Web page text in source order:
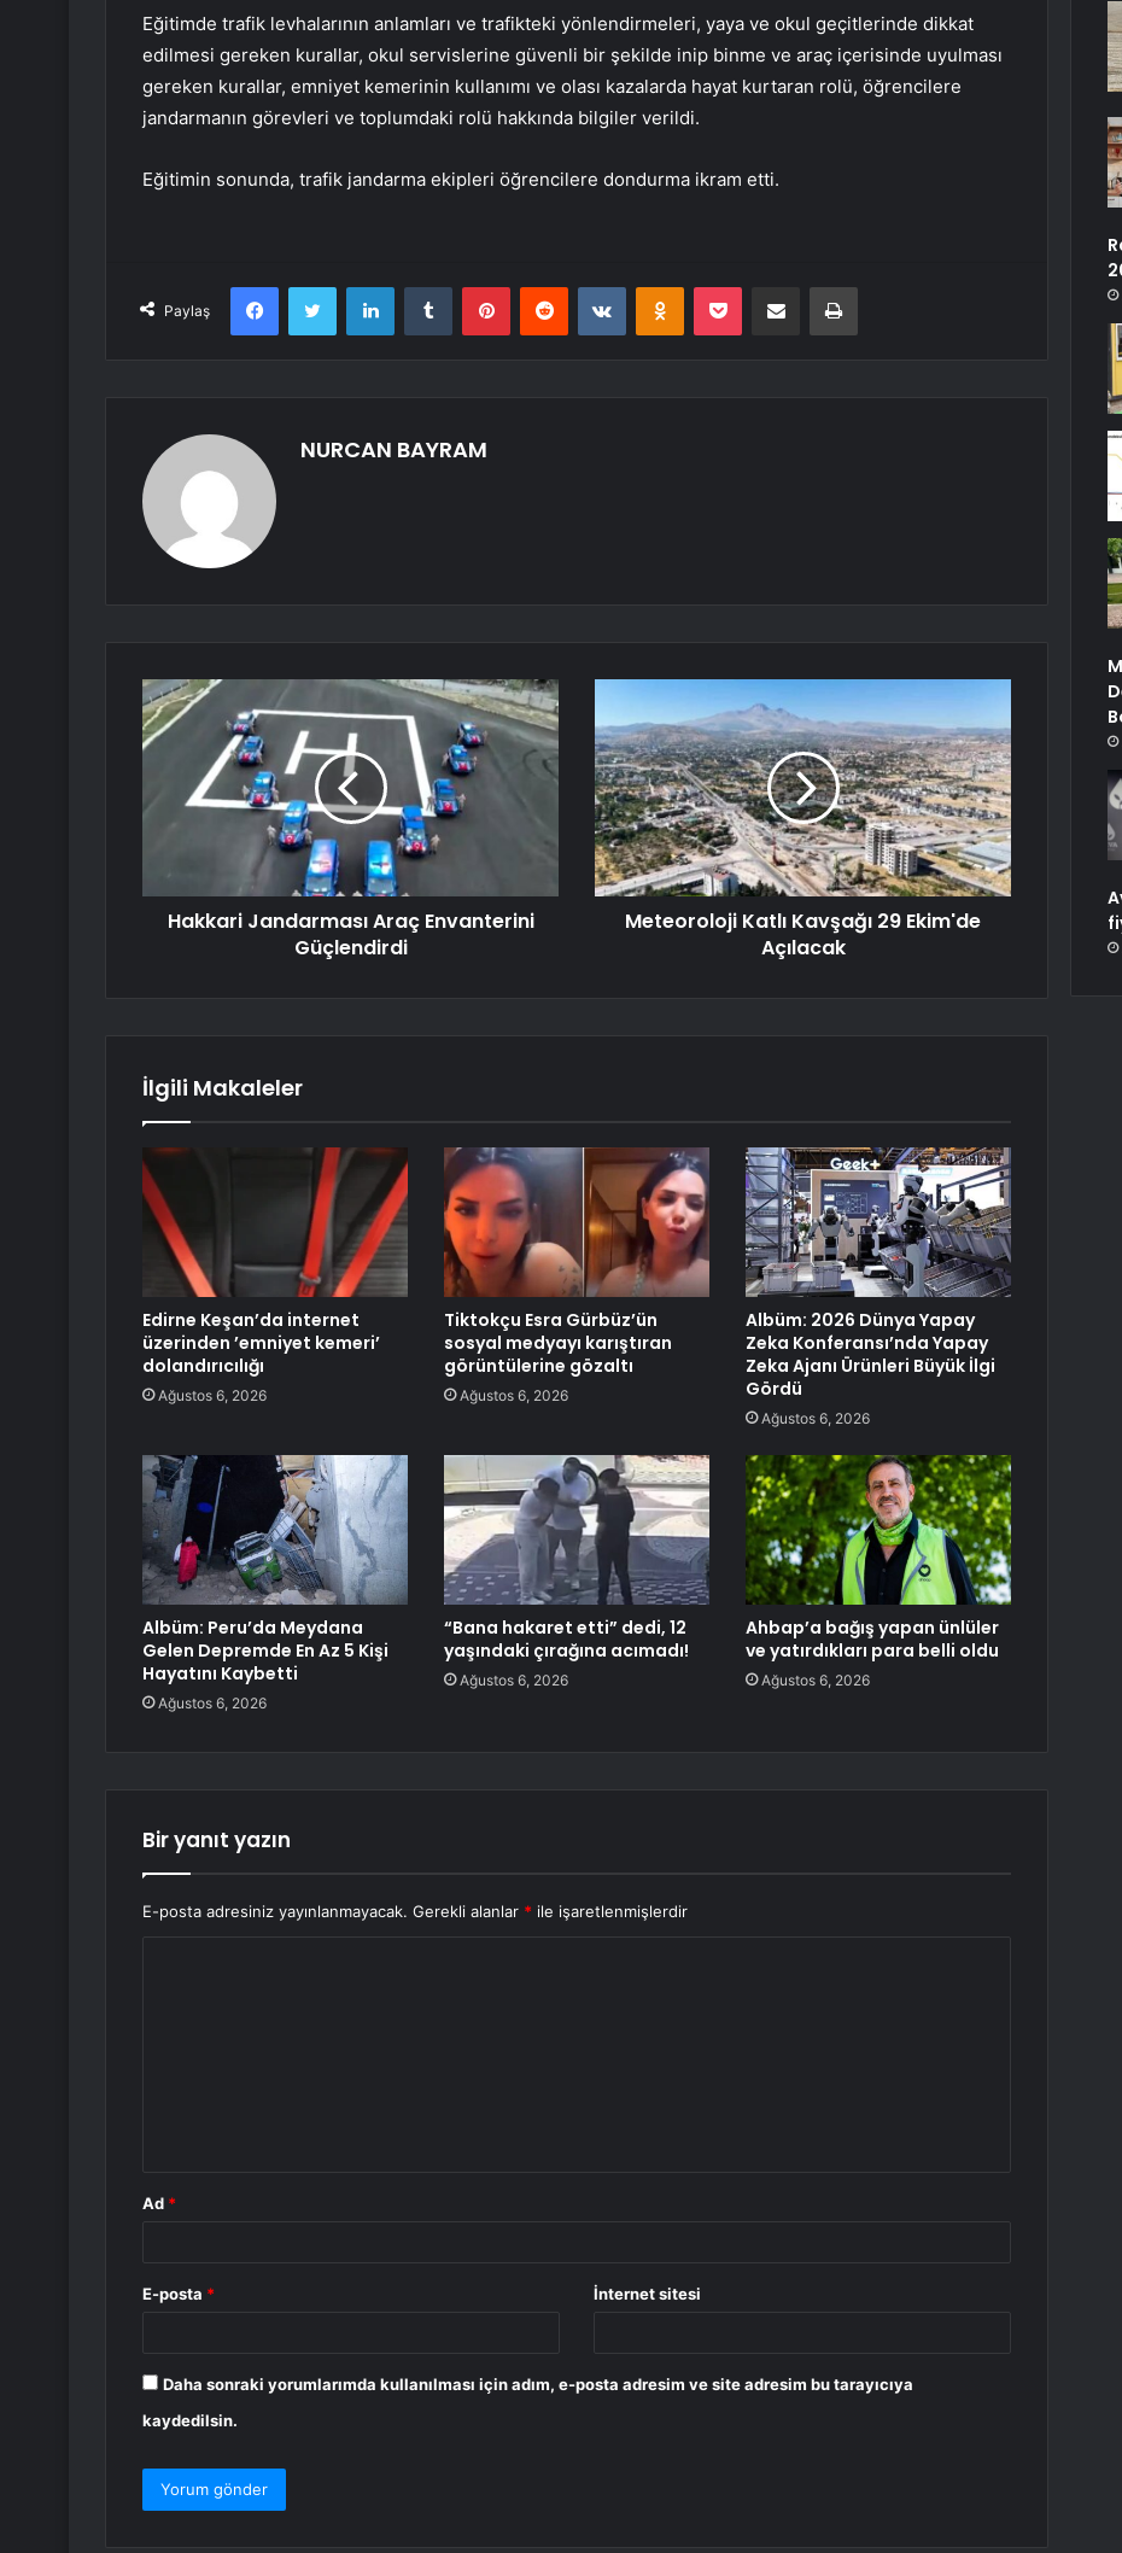
Eğitimde trafik levhalarının anlamları ve trafikteki yönlendirmeleri, yaya ve okul geçitlerinde dikkat
edilmesi gereken kurallar, okul servislerine güvenli bir şekilde inip binme ve araç içerisinde uyulması
gereken kurallar, emniyet kemerinin kullanımı ve olası kazalarda hayat kurtaran rolü, öğrencilere
jandarmanın görevleri ve toplumdaki rolü hakkında bilgiler verildi.
Eğitimin sonunda, trafik jandarma ekipleri öğrencilere dondurma ikram etti.
Paylaş
FacebookTwitter LinkedInTumblr PinterestReddit VKontakteOdnoklassniki
Pocket E-Posta ile paylaş Yazdır
NURCAN BAYRAM
Hakkari Jandarması Araç Envanterini
Güçlendirdi
Meteoroloji Katlı Kavşağı 29 Ekim'de
Açılacak
İlgili Makaleler
Edirne Keşan’da internet
üzerinden ’emniyet kemeri’
dolandırıcılığı
Ağustos 6, 2026
Tiktokçu Esra Gürbüz’ün
sosyal medyayı karıştıran
görüntülerine gözaltı
Ağustos 6, 2026
Albüm: 2026 Dünya Yapay
Zeka Konferansı’nda Yapay
Zeka Ajanı Ürünleri Büyük İlgi
Gördü
Ağustos 6, 2026
Albüm: Peru’da Meydana
Gelen Depremde En Az 5 Kişi
Hayatını Kaybetti
Ağustos 6, 2026
“Bana hakaret etti” dedi, 12
yaşındaki çırağına acımadı!
Ağustos 6, 2026
Ahbap’a bağış yapan ünlüler
ve yatırdıkları para belli oldu
Ağustos 6, 2026
Bir yanıt yazın
E-posta adresiniz yayınlanmayacak. Gerekli alanlar * ile işaretlenmişlerdir
Ad *
E-posta * İnternet sitesi
Daha sonraki yorumlarımda kullanılması için adım, e-posta adresim ve site adresim bu tarayıcıya
kaydedilsin.